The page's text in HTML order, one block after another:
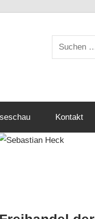
Suchen
nach:
Kontakt